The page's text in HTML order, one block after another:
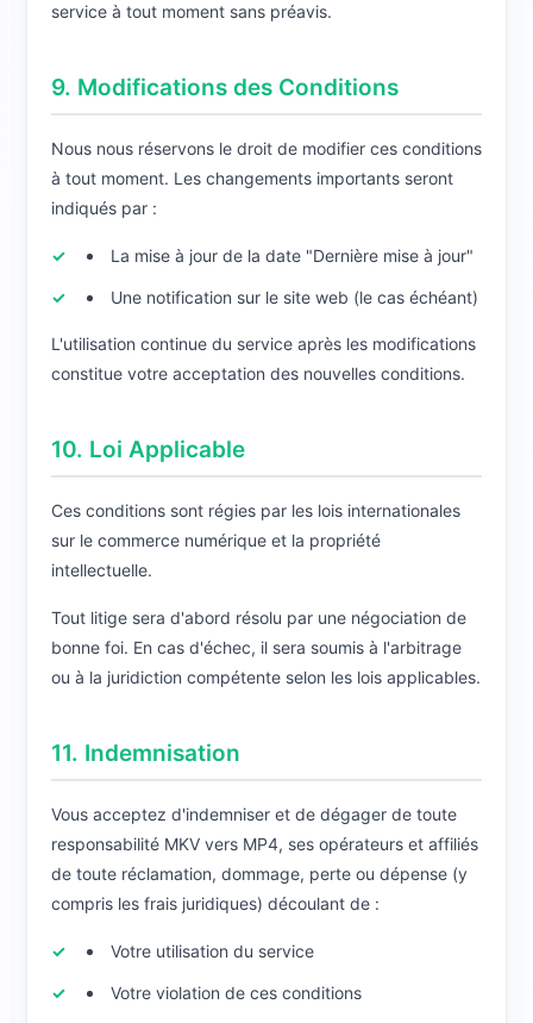
service à tout moment sans préavis.
9. Modifications des Conditions
Nous nous réservons le droit de modifier ces conditions
à tout moment. Les changements importants seront
indiqués par :
La mise à jour de la date "Dernière mise à jour"
Une notification sur le site web (le cas échéant)
L'utilisation continue du service après les modifications
constitue votre acceptation des nouvelles conditions.
10. Loi Applicable
Ces conditions sont régies par les lois internationales
sur le commerce numérique et la propriété
intellectuelle.
Tout litige sera d'abord résolu par une négociation de
bonne foi. En cas d'échec, il sera soumis à l'arbitrage
ou à la juridiction compétente selon les lois applicables.
11. Indemnisation
Vous acceptez d'indemniser et de dégager de toute
responsabilité MKV vers MP4, ses opérateurs et affiliés
de toute réclamation, dommage, perte ou dépense (y
compris les frais juridiques) découlant de :
Votre utilisation du service
Votre violation de ces conditions